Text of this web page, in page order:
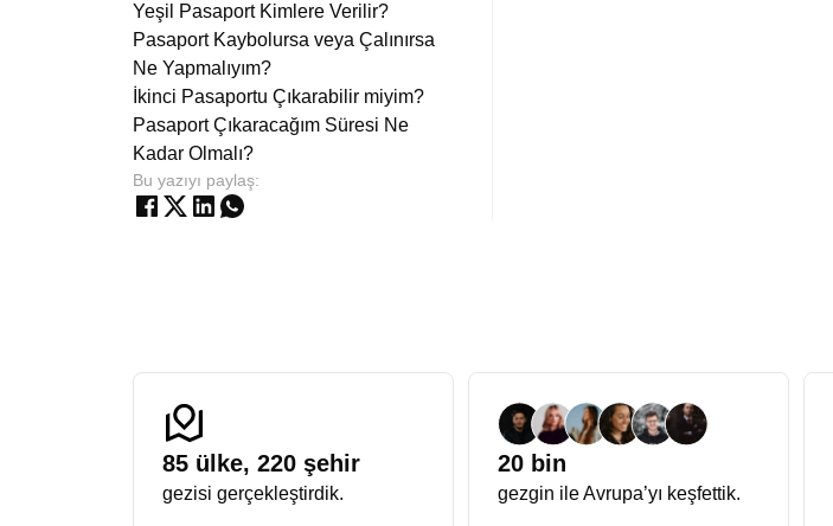
Yeşil Pasaport Kimlere Verilir?
Pasaport Kaybolursa veya Çalınırsa
Ne Yapmalıyım?
İkinci Pasaportu Çıkarabilir miyim?
Pasaport Çıkaracağım Süresi Ne
Kadar Olmalı?
Bu yazıyı paylaş:
85 ülke, 220 şehir
gezisi gerçekleştirdik.
20 bin
gezgin ile Avrupa’yı keşfettik.